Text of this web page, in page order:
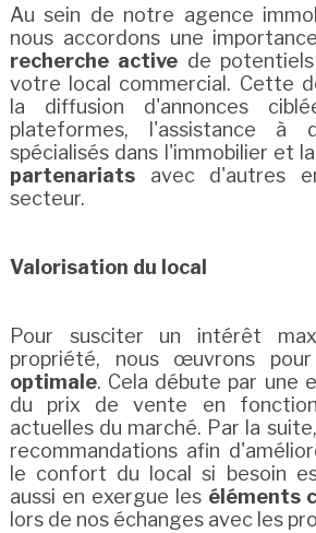
Au sein de notre agence
nous accordons une
recherche active de
votre local commercial. Cette
la diffusion d'annonces
plateformes, l'assistance à
spécialisés dans l'immobilier et
partenariatsavec d'autres
secteur.
Valorisation du local
Pour susciter un intérêt
propriété, nous œuvrons
optimale. Cela débute par une
du prix de vente en
actuelles du marché. Par la
recommandations afin
le confort du local si besoin
aussi en exergue les éléments
lors de nos échanges avec les